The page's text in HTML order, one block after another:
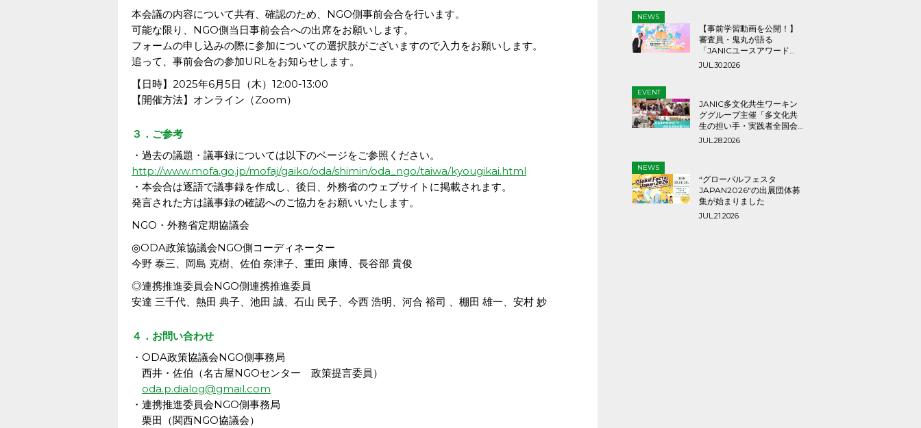
本会議の内容について共有、確認のため、NGO側事前会合を行います。
可能な限り、NGO側当日事前会合への出席をお願いします。
フォームの申し込みの際に参加についての選択肢がございますので入力をお願いします。
追って、事前会合の参加URLをお知らせします。
【日時】2025年6月5日（木）12:00-13:00
【開催方法】オンライン（Zoom）
３．ご参考
・過去の議題・議事録については以下のページをご参照ください。
http://www.mofa.go.jp/mofaj/gaiko/oda/shimin/oda_ngo/taiwa/kyougikai.html
・本会合は逐語で議事録を作成し、後日、外務省のウェブサイトに掲載されます。
発言された方は議事録の確認へのご協力をお願いいたします。
NGO・外務省定期協議会
◎ODA政策協議会NGO側コーディネーター
今野 泰三、岡島 克樹、佐伯 奈津子、重田 康博、長谷部 貴俊
◎連携推進委員会NGO側連携推進委員
安達 三千代、熱田 典子、池田 誠、石山 民子、今西 浩明、河合 裕司 、棚田 雄一、安村 妙
４．お問い合わせ
・ODA政策協議会NGO側事務局
西井・佐伯（名古屋NGOセンター 政策提言委員）
oda.p.dialog@gmail.com
・連携推進委員会NGO側事務局
栗田（関西NGO協議会）
NEWS
【事前学習動画を公開！】
審査員・鬼丸が語る
「JANICユースアワード
2026」応募のヒントとメッ
JUL.30.2026
EVENT
JANIC多文化共生ワーキン
ググループ主催「多文化共
生の担い手・実践者全国会
議2026」9月3日（木）
JUL.28.2026
NEWS
“グローバルフェスタ
JAPAN2026″の出展団体募
集が始まりました
JUL.21.2026